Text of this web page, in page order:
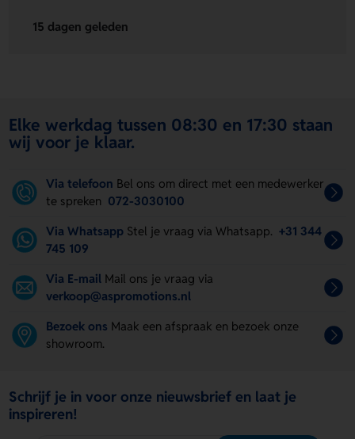
15 dagen geleden
Elke werkdag tussen 08:30 en 17:30 staan
wij voor je klaar.
Via telefoon Bel ons om direct met een medewerker
te spreken 072-3030100
Via Whatsapp Stel je vraag via Whatsapp. +31 344
745 109
Via E-mail Mail ons je vraag via
verkoop@aspromotions.nl
Bezoek ons Maak een afspraak en bezoek onze
showroom.
Schrijf je in voor onze nieuwsbrief en laat je
inspireren!